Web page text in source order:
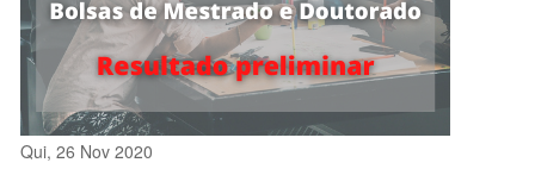
Qui, 26 Nov 2020